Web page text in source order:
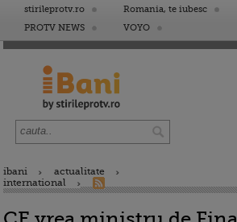
stirileprotv.ro Romania, te iubesc
PROTV NEWS
VOYO
ibani
actualitate
international